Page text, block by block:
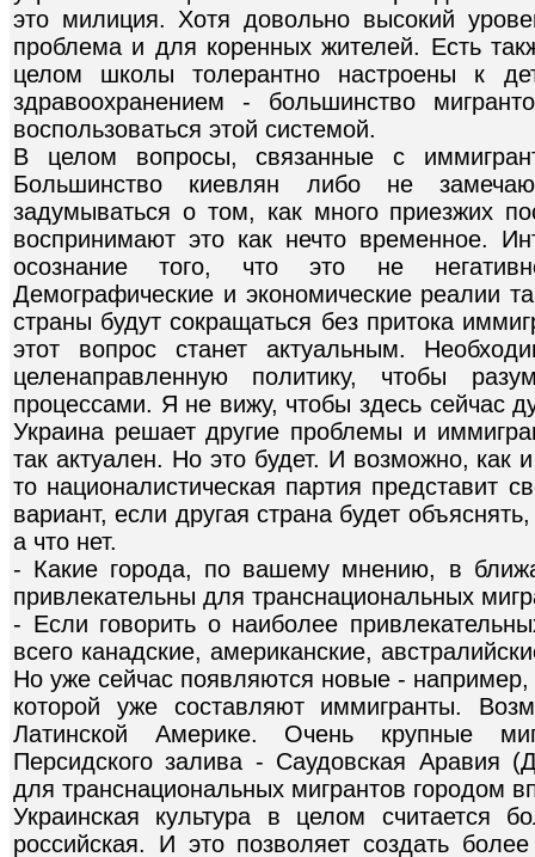
это милиция. Хотя довольно высокий
проблема и для коренных жителей. Есть
целом школы толерантно настроены к
здравоохранением - большинство
воспользоваться этой системой.
В целом вопросы, связанные с
Большинство киевлян либо не
задумываться о том, как много приезжих
воспринимают это как нечто временное.
осознание того, что это не
Демографические и экономические реалии
страны будут сокращаться без притока
этот вопрос станет актуальным.
целенаправленную политику, чтобы
процессами. Я не вижу, чтобы здесь сейчас
Украина решает другие проблемы и
так актуален. Но это будет. И возможно, как
то националистическая партия представит
вариант, если другая страна будет
а что нет.
- Какие города, по вашему мнению, в
привлекательны для транснациональных
- Если говорить о наиболее
всего канадские, американские,
Но уже сейчас появляются новые -
которой уже составляют иммигранты.
Латинской Америке. Очень крупные
Персидского залива - Саудовская Аравия
для транснациональных мигрантов городом
Украинская культура в целом считается
российская. И это позволяет создать